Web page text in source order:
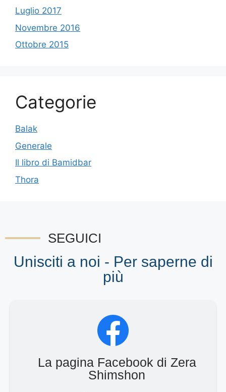
Luglio 2017
Novembre 2016
Ottobre 2015
Categorie
Balak
Generale
Il libro di Bamidbar
Thora
SEGUICI
Unisciti a noi - Per saperne di
più
La pagina Facebook di Zera
Shimshon